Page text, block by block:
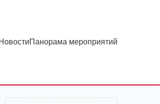
Панорама мероприятий